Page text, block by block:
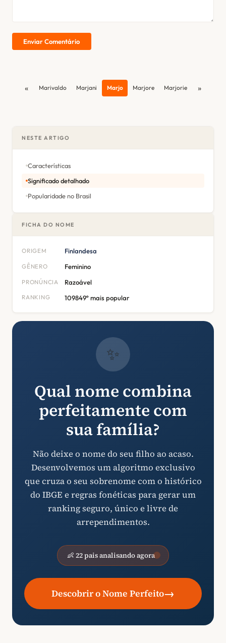
Enviar Comentário
« Marivaldo Marjani Marjo Marjore Marjorie »
NESTE ARTIGO
Características
Significado detalhado
Popularidade no Brasil
FICHA DO NOME
ORIGEM Finlandesa
GÊNERO Feminino
PRONÚNCIA Razoável
RANKING 109849º mais popular
✨
Qual nome combina
perfeitamente com
sua família?
Não deixe o nome do seu filho ao acaso.
Desenvolvemos um algoritmo exclusivo
que cruza o seu sobrenome com o histórico
do IBGE e regras fonéticas para gerar um
ranking seguro, único e livre de
arrependimentos.
👶 22 pais analisando agora
Descobrir o Nome Perfeito→